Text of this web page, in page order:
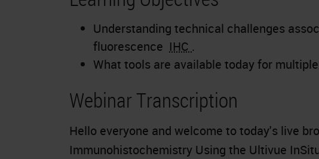
Understanding technical challenges
fluorescence IHC .
What tools are available today for
Webinar Transcription
Hello everyone and welcome to today's live
Immunohistochemistry Using the Ultivue